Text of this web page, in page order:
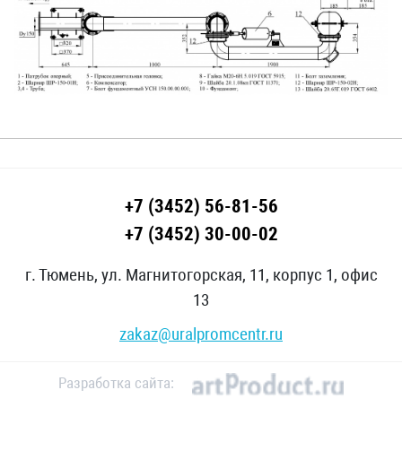
форма уплотнения
присоединительной
головки
обеспечивают
присоединение
подогревающей
шарнирных труб,
процесс слива
вязких
Разработка сайта:
г. Тюмень, ул. Магнитогорская, 11, корпус 1, офис
13
+7 (3452) 56-81-56
+7 (3452) 30-00-02
zakaz@uralpromcentr.ru